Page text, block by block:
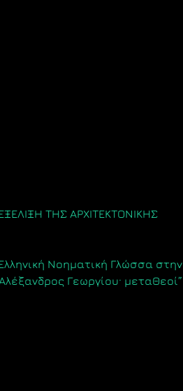
ΤΗΣ ΑΡΧΙΤΕΚΤΟΝΙΚΗΣ
Νοηματική Γλώσσα στην
Γεωργίου· μεταΘεοί”